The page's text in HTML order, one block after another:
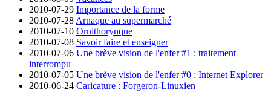
2010-07-29 Importance de la forme
2010-07-28 Arnaque au supermarché
2010-07-10 Ornithorynque
2010-07-08 Savoir faire et enseigner
2010-07-06 Une brève vision de l'enfer #1 : traitement
interrompu
2010-07-05 Une brève vision de l'enfer #0 : Internet Explorer
2010-06-24 Caricature : Forgeron-Linuxien